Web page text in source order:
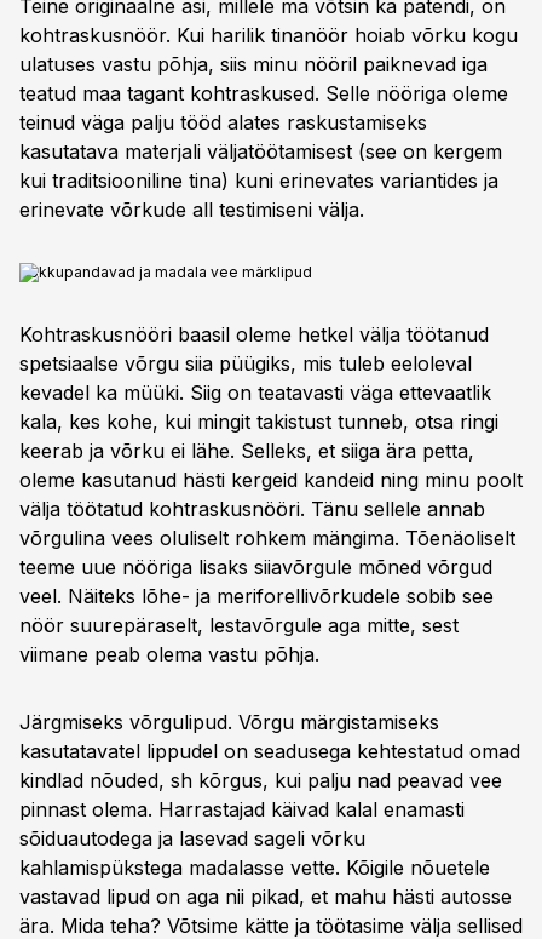
Teine originaalne asi, millele ma võtsin ka patendi, on
kohtraskusnöör. Kui harilik tinanöör hoiab võrku kogu
ulatuses vastu põhja, siis minu nööril paiknevad iga
teatud maa tagant kohtraskused. Selle nööriga oleme
teinud väga palju tööd alates raskustamiseks
kasutatava materjali väljatöötamisest (see on kergem
kui traditsiooniline tina) kuni erinevates variantides ja
erinevate võrkude all testimiseni välja.
Kokkupandavad ja madala vee märklipud
Kohtraskusnööri baasil oleme hetkel välja töötanud
spetsiaalse võrgu siia püügiks, mis tuleb eeloleval
kevadel ka müüki. Siig on teatavasti väga ettevaatlik
kala, kes kohe, kui mingit takistust tunneb, otsa ringi
keerab ja võrku ei lähe. Selleks, et siiga ära petta,
oleme kasutanud hästi kergeid kandeid ning minu poolt
välja töötatud kohtraskusnööri. Tänu sellele annab
võrgulina vees oluliselt rohkem mängima. Tõenäoliselt
teeme uue nööriga lisaks siiavõrgule mõned võrgud
veel. Näiteks lõhe- ja meriforellivõrkudele sobib see
nöör suurepäraselt, lestavõrgule aga mitte, sest
viimane peab olema vastu põhja.
Järgmiseks võrgulipud. Võrgu märgistamiseks
kasutatavatel lippudel on seadusega kehtestatud omad
kindlad nõuded, sh kõrgus, kui palju nad peavad vee
pinnast olema. Harrastajad käivad kalal enamasti
sõiduautodega ja lasevad sageli võrku
kahlamispükstega madalasse vette. Kõigile nõuetele
vastavad lipud on aga nii pikad, et mahu hästi autosse
ära. Mida teha? Võtsime kätte ja töötasime välja sellised